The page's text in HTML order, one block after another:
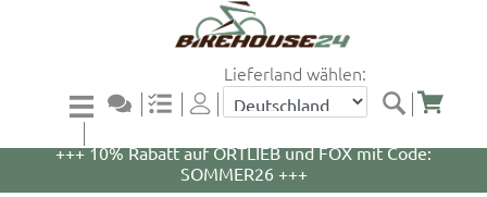
Lieferland wählen:
+++ 5% Rabatt auf WOOM Bikes und Zubehör mit
+++ 10% Rabatt auf ORTLIEB und FOX mit Code:
SOMMER26 +++